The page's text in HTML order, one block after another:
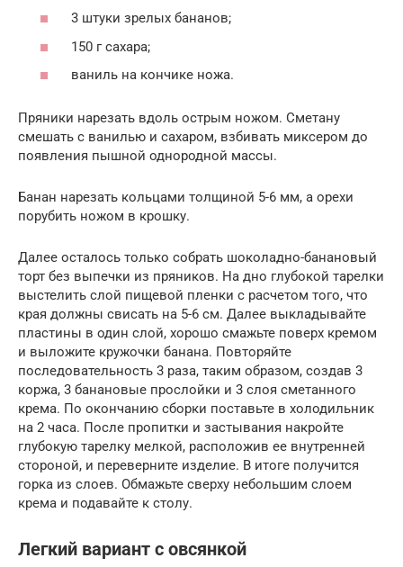
3 штуки зрелых бананов;
150 г сахара;
ваниль на кончике ножа.
Пряники нарезать вдоль острым ножом. Сметану
смешать с ванилью и сахаром, взбивать миксером до
появления пышной однородной массы.
Банан нарезать кольцами толщиной 5-6 мм, а орехи
порубить ножом в крошку.
Далее осталось только собрать шоколадно-банановый
торт без выпечки из пряников. На дно глубокой тарелки
выстелить слой пищевой пленки с расчетом того, что
края должны свисать на 5-6 см. Далее выкладывайте
пластины в один слой, хорошо смажьте поверх кремом
и выложите кружочки банана. Повторяйте
последовательность 3 раза, таким образом, создав 3
коржа, 3 банановые прослойки и 3 слоя сметанного
крема. По окончанию сборки поставьте в холодильник
на 2 часа. После пропитки и застывания накройте
глубокую тарелку мелкой, расположив ее внутренней
стороной, и переверните изделие. В итоге получится
горка из слоев. Обмажьте сверху небольшим слоем
крема и подавайте к столу.
Легкий вариант с овсянкой